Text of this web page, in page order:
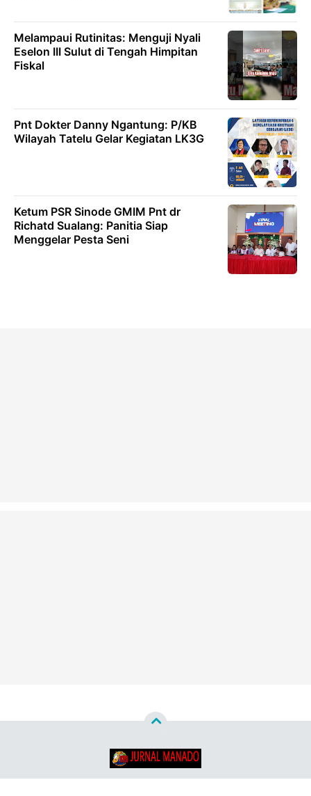
Melampaui Rutinitas: Menguji Nyali
Eselon III Sulut di Tengah Himpitan
Fiskal
Pnt Dokter Danny Ngantung: P/KB
Wilayah Tatelu Gelar Kegiatan LK3G
Ketum PSR Sinode GMIM Pnt dr
Richatd Sualang: Panitia Siap
Menggelar Pesta Seni
Copyright ©2026Jurnal Manado - Santun & Terpercaya™